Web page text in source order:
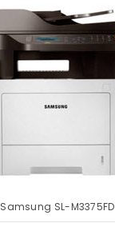
Samsung SL-M3375FD